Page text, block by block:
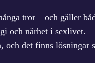
tror – och gäller
och närhet i sexlivet.
det finns lösningar